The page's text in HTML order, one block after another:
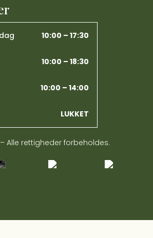
10:00 – 17:30
10:00 – 18:30
10:00 – 14:00
LUKKET
Alle rettigheder forbeholdes.